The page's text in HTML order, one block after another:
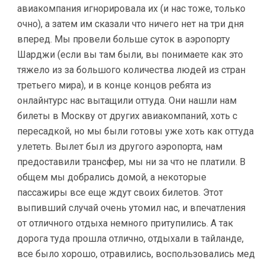
авиакомпания игнорировала их (и нас тоже, только
очно), а затем им сказали что ничего нет на три дня
вперед. Мы провели больше суток в аэропорту
Шарджи (если вы там были, вы понимаете как это
тяжело из за большого количества людей из стран
третьего мира), и в конце концов ребята из
онлайнтурс нас вытащили оттуда. Они нашли нам
билеты в Москву от других авиакомпаний, хоть с
пересадкой, но мы были готовы уже хоть как оттуда
улететь. Вылет был из другого аэропорта, нам
предоставили трансфер, мы ни за что не платили. В
общем мы добрались домой, а некоторые
пассажиры все еще ждут своих билетов. Этот
выпивший случай очень утомил нас, и впечатления
от отличного отдыха немного притупились. А так
дорога туда прошла отлично, отдыхали в тайланде,
все было хорошо, отравились, воспользовались мед